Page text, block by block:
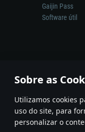
Sobre as
Utilizamos cookies
uso do site, para
personalizar o
Gaijin Pass
Software útil
A reprodução
© 2011—2026
Termos e